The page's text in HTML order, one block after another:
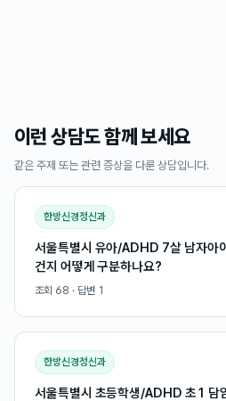
이런 상담도 함께 보세요
같은 주제 또는 관련 증상을 다룬 상담입니다.
한방신경정신과
서울특별시 유아/ADHD 7살 남자아
건지 어떻게 구분하나요?
조회 68 · 답변 1
한방신경정신과
서울특별시 초등학생/ADHD 초1 담